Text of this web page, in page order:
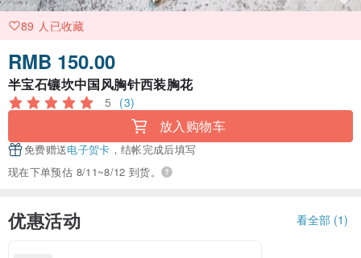
89 人已收藏
RMB 150.00
半宝石镶坎中国风胸针西装胸花
5 (3)
放入购物车
免费赠送电子贺卡 ，结帐完成后填写
现在下单预估 8/11~8/12 到货。
优惠活动 看全部 (1)